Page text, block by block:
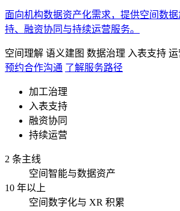
面向机构数据资产化需求，提供空间数
持、融资协同与持续运营服务。
空间理解 语义建图 数据治理 入表支持 运
预约合作沟通 了解服务路径
加工治理
入表支持
融资协同
持续运营
2 条主线
空间智能与数据资产
10 年以上
空间数字化与 XR 积累